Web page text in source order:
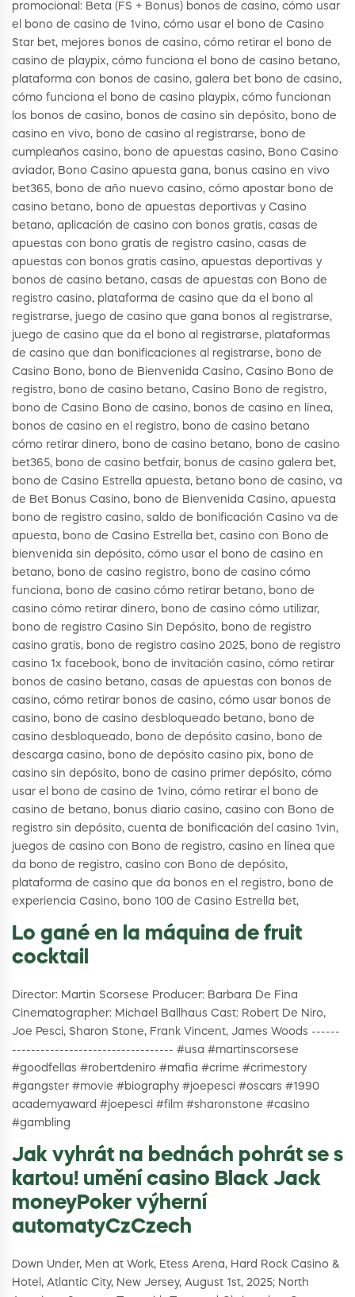
promocional: Beta (FS + Bonus) bonos de casino, cómo usar
el bono de casino de 1vino, cómo usar el bono de Casino
Star bet, mejores bonos de casino, cómo retirar el bono de
casino de playpix, cómo funciona el bono de casino betano,
plataforma con bonos de casino, galera bet bono de casino,
cómo funciona el bono de casino playpix, cómo funcionan
los bonos de casino, bonos de casino sin depósito, bono de
casino en vivo, bono de casino al registrarse, bono de
cumpleaños casino, bono de apuestas casino, Bono Casino
aviador, Bono Casino apuesta gana, bonus casino en vivo
bet365, bono de año nuevo casino, cómo apostar bono de
casino betano, bono de apuestas deportivas y Casino
betano, aplicación de casino con bonos gratis, casas de
apuestas con bono gratis de registro casino, casas de
apuestas con bonos gratis casino, apuestas deportivas y
bonos de casino betano, casas de apuestas con Bono de
registro casino, plataforma de casino que da el bono al
registrarse, juego de casino que gana bonos al registrarse,
juego de casino que da el bono al registrarse, plataformas
de casino que dan bonificaciones al registrarse, bono de
Casino Bono, bono de Bienvenida Casino, Casino Bono de
registro, bono de casino betano, Casino Bono de registro,
bono de Casino Bono de casino, bonos de casino en línea,
bonos de casino en el registro, bono de casino betano
cómo retirar dinero, bono de casino betano, bono de casino
bet365, bono de casino betfair, bonus de casino galera bet,
bono de Casino Estrella apuesta, betano bono de casino, va
de Bet Bonus Casino, bono de Bienvenida Casino, apuesta
bono de registro casino, saldo de bonificación Casino va de
apuesta, bono de Casino Estrella bet, casino con Bono de
bienvenida sin depósito, cómo usar el bono de casino en
betano, bono de casino registro, bono de casino cómo
funciona, bono de casino cómo retirar betano, bono de
casino cómo retirar dinero, bono de casino cómo utilizar,
bono de registro Casino Sin Depósito, bono de registro
casino gratis, bono de registro casino 2025, bono de registro
casino 1x facebook, bono de invitación casino, cómo retirar
bonos de casino betano, casas de apuestas con bonos de
casino, cómo retirar bonos de casino, cómo usar bonos de
casino, bono de casino desbloqueado betano, bono de
casino desbloqueado, bono de depósito casino, bono de
descarga casino, bono de depósito casino pix, bono de
casino sin depósito, bono de casino primer depósito, cómo
usar el bono de casino de 1vino, cómo retirar el bono de
casino de betano, bonus diario casino, casino con Bono de
registro sin depósito, cuenta de bonificación del casino 1vin,
juegos de casino con Bono de registro, casino en línea que
da bono de registro, casino con Bono de depósito,
plataforma de casino que da bonos en el registro, bono de
experiencia Casino, bono 100 de Casino Estrella bet,
Lo gané en la máquina de fruit
cocktail
Director: Martin Scorsese Producer: Barbara De Fina
Cinematographer: Michael Ballhaus Cast: Robert De Niro,
Joe Pesci, Sharon Stone, Frank Vincent, James Woods ------
---------------------------------- #usa #martinscorsese
#goodfellas #robertdeniro #mafia #crime #crimestory
#gangster #movie #biography #joepesci #oscars #1990
academyaward #joepesci #film #sharonstone #casino
#gambling
Jak vyhrát na bednách pohrát se s
kartou! umění casino Black Jack
moneyPoker výherní
automatyCzCzech
Down Under, Men at Work, Etess Arena, Hard Rock Casino &
Hotel, Atlantic City, New Jersey, August 1st, 2025; North